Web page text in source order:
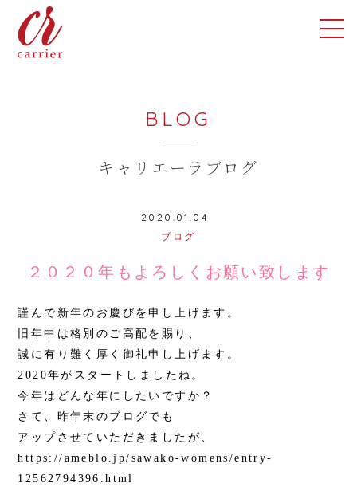
BLOG
キャリエーラブログ
2020.01.04
ブログ
２０２０年もよろしくお願い致します
謹んで新年のお慶びを申し上げます。
旧年中は格別のご高配を賜り、
誠に有り難く厚く御礼申し上げます。
2020年がスタートしましたね。
今年はどんな年にしたいですか？
さて、昨年末のブログでも
アップさせていただきましたが、
https://ameblo.jp/sawako-womens/entry-
12562794396.html